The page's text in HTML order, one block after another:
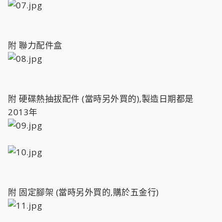
附 聯力配件盒
附 硬碟熱抽拔配件 (當時另外買的),製造日期都是
2013年
附 固定腳架 (當時另外買的,購於五金行)